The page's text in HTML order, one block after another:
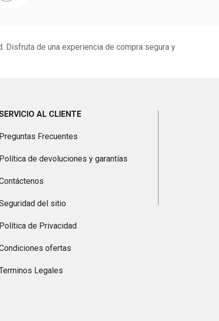
Disfruta de una experiencia de compra segura y
AL CLIENTE
Preguntas Frecuentes
Política de devoluciones y garantías
del sitio
Política de Privacidad
ofertas
Legales